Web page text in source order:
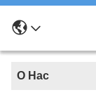
О Нас